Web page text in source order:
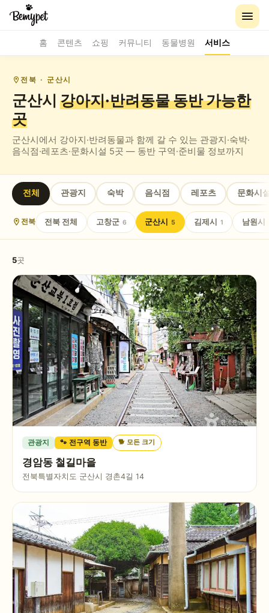
홈 콘텐츠 쇼핑 커뮤니티 동물병원 서비스
전북 · 군산시
군산시 강아지·반려동물 동반가능한
곳
군산시에서 강아지·반려동물과 함께 갈 수 있는 관광지·숙박·
음식점·레포츠·문화시설 5곳 — 동반 구역·준비물 정보까지
전체 관광지 숙박 음식점 레포츠 문화시
전북 전북 전체 고창군 6 군산시 5 김제시 1 남원시
5곳
관광지 🐾 전구역 동반 🐕모든 크기
경암동 철길마을
전북특별자치도 군산시 경촌4길 14